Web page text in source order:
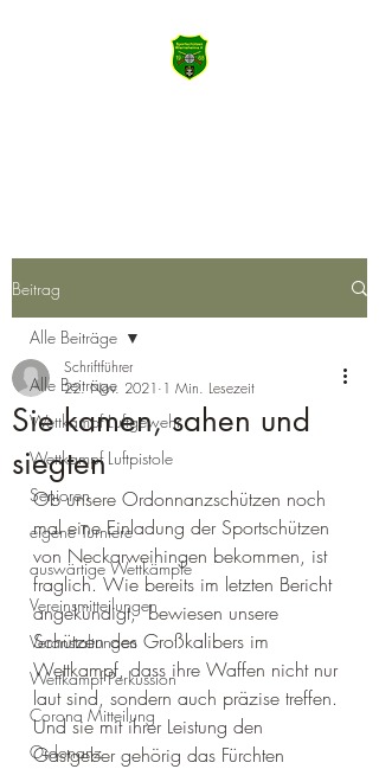
Beitrag
Alle Beiträge
Wettkampf Luftgewehr
Wettkampf Luftpistole
Senioren
eigene Turniere
auswärtige Wettkämpfe
Vereinsmitteilungen
Veranstaltungen
Wettkampf Perkussion
Corona Mitteilung
Ordonanz
Alle Beiträge
Sie kamen, sahen und
siegten
Schriftführer
22. Nov. 2021 1 Min. Lesezeit
Ob unsere Ordonnanzschützen noch
mal eine Einladung der Sportschützen
von Neckarweihingen bekommen, ist
fraglich. Wie bereits im letzten Bericht
angekündigt,  bewiesen unsere
Schützen des Großkalibers im
Wettkampf, dass ihre Waffen nicht nur
laut sind, sondern auch präzise treffen.
Und sie mit ihrer Leistung den
Gastgeber gehörig das Fürchten